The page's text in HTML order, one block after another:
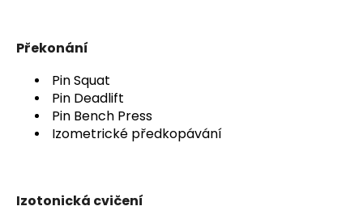
Překonání
Pin Squat
Pin Deadlift
Pin Bench Press
Izometrické předkopávání
Izotonická cvičení